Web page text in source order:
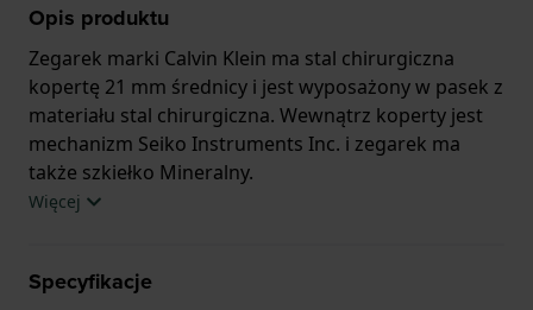
Opis produktu
Zegarek marki Calvin Klein ma stal chirurgiczna
kopertę 21 mm średnicy i jest wyposażony w pasek z
materiału stal chirurgiczna. Wewnątrz koperty jest
mechanizm Seiko Instruments Inc. i zegarek ma
także szkiełko Mineralny.
Zegarek ma 2-letnia gwarancja.
Więcej
Specyfikacje